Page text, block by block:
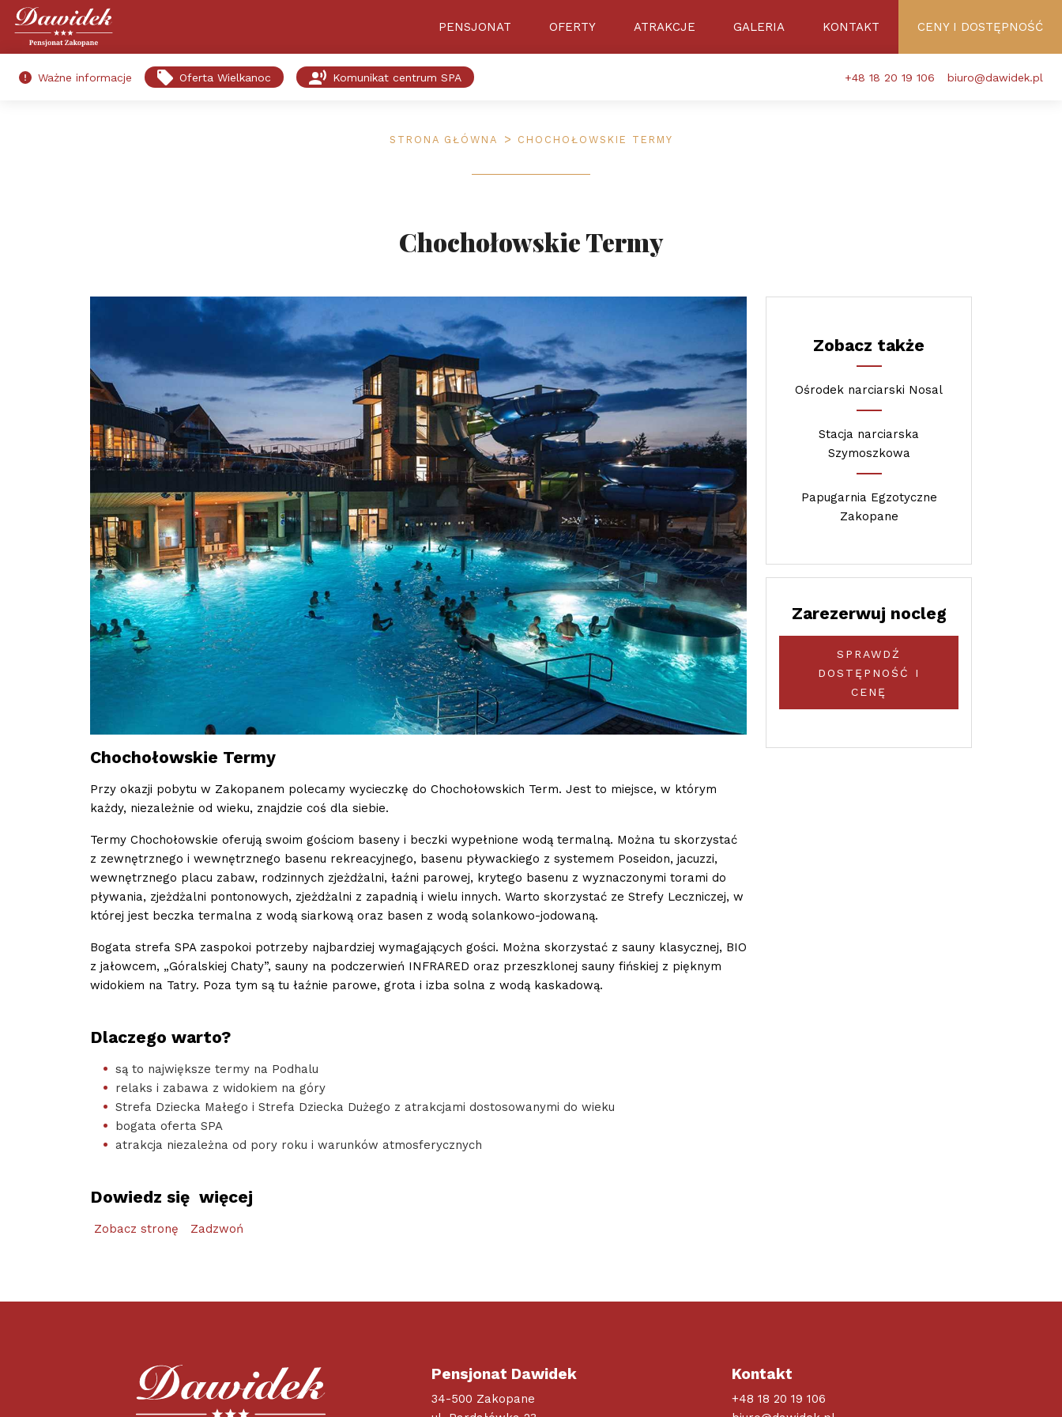
PENSJONAT OFERTY ATRAKCJE GALERIA KONTAKT CENY I DOSTĘPNOŚĆ
Ważne informacje Oferta Wielkanoc Komunikat centrum SPA +48 18 20 19 106 biuro@dawidek.pl
STRONA GŁÓWNA CHOCHOŁOWSKIE TERMY
Chochołowskie Termy
Chochołowskie Termy
Przy okazji pobytu w Zakopanem polecamy wycieczkę do Chochołowskich Term. Jest to miejsce, w którym
każdy, niezależnie od wieku, znajdzie coś dla siebie.
Termy Chochołowskie oferują swoim gościom baseny i beczki wypełnione wodą termalną. Można tu skorzystać
z zewnętrznego i wewnętrznego basenu rekreacyjnego, basenu pływackiego z systemem Poseidon, jacuzzi,
wewnętrznego placu zabaw, rodzinnych zjeżdżalni, łaźni parowej, krytego basenu z wyznaczonymi torami do
pływania, zjeżdżalni pontonowych, zjeżdżalni z zapadnią i wielu innych. Warto skorzystać ze Strefy Leczniczej, w
której jest beczka termalna z wodą siarkową oraz basen z wodą solankowo-jodowaną.
Bogata strefa SPA zaspokoi potrzeby najbardziej wymagających gości. Można skorzystać z sauny klasycznej, BIO
z jałowcem, „Góralskiej Chaty”, sauny na podczerwień INFRARED oraz przeszklonej sauny fińskiej z pięknym
widokiem na Tatry. Poza tym są tu łaźnie parowe, grota i izba solna z wodą kaskadową.
Dlaczego warto?
są to największe termy na Podhalu
relaks i zabawa z widokiem na góry
Strefa Dziecka Małego i Strefa Dziecka Dużego z atrakcjami dostosowanymi do wieku
bogata oferta SPA
atrakcja niezależna od pory roku i warunków atmosferycznych
Dowiedz się więcej
Zobacz stronę Zadzwoń
Zobacz także
Ośrodek narciarski Nosal
Stacja narciarska
Szymoszkowa
Papugarnia Egzotyczne
Zakopane
Zarezerwuj nocleg
SPRAWDŹ
DOSTĘPNOŚĆ I
CENĘ
Pensjonat Dawidek
34-500 Zakopane
Kontakt
+48 18 20 19 106